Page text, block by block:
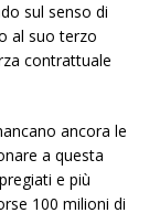
sul senso di
al suo terzo
contrattuale
ancora le
a questa
e più
100 milioni di